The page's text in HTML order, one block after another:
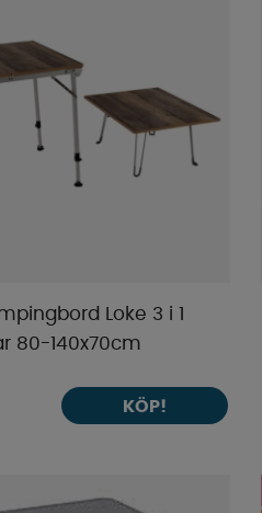
Loke 3 i 1
80-140x70cm
KÖP!